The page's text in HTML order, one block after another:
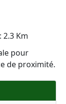
: 2.3 Km
pour
de proximité.